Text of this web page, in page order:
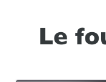
Le